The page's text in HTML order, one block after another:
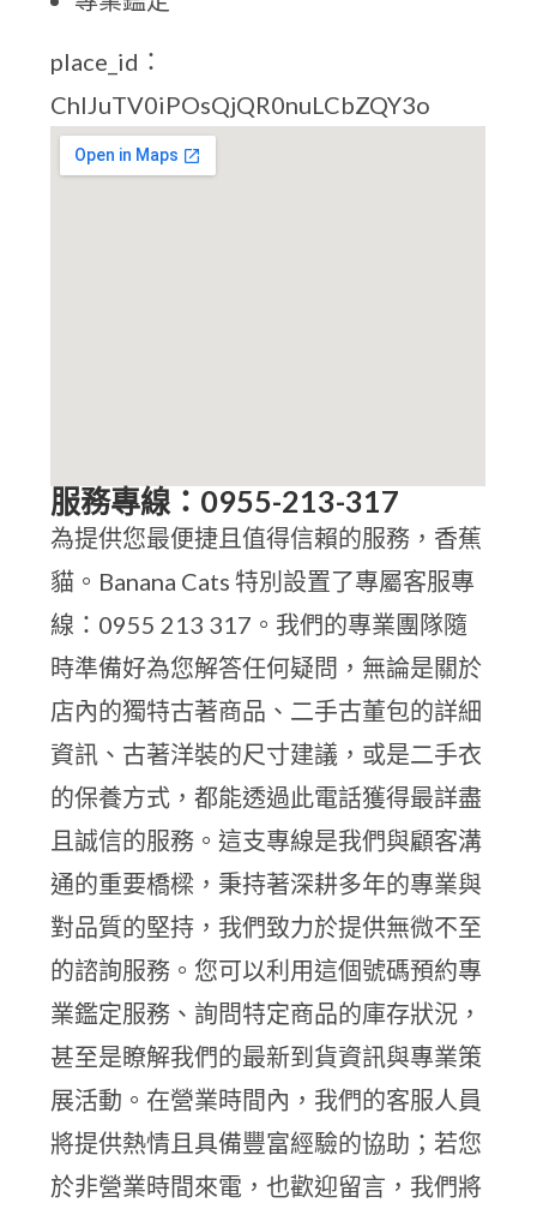
place_id：
ChIJuTV0iPOsQjQR0nuLCbZQY3o
服務專線：0955-213-317
為提供您最便捷且值得信賴的服務，香蕉
貓。Banana Cats 特別設置了專屬客服專
線：0955 213 317。我們的專業團隊隨
時準備好為您解答任何疑問，無論是關於
店內的獨特古著商品、二手古董包的詳細
資訊、古著洋裝的尺寸建議，或是二手衣
的保養方式，都能透過此電話獲得最詳盡
且誠信的服務。這支專線是我們與顧客溝
通的重要橋樑，秉持著深耕多年的專業與
對品質的堅持，我們致力於提供無微不至
的諮詢服務。您可以利用這個號碼預約專
業鑑定服務、詢問特定商品的庫存狀況，
甚至是瞭解我們的最新到貨資訊與專業策
展活動。在營業時間內，我們的客服人員
將提供熱情且具備豐富經驗的協助；若您
於非營業時間來電，也歡迎留言，我們將